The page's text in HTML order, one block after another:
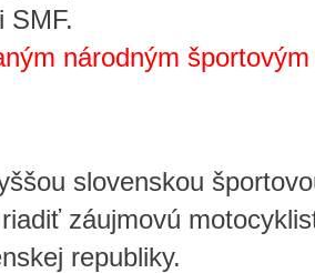
SMF.
národným
slovenskou
záujmovú
republiky.